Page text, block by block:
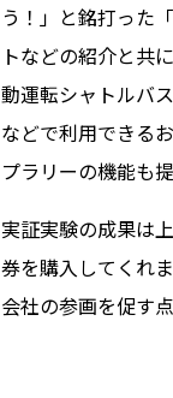
う！」と銘打った
トなどの紹介と共
動運転シャトルバ
などで利用できる
プラリーの機能も提
実証実験の成果は
券を購入してくれ
会社の参画を促す